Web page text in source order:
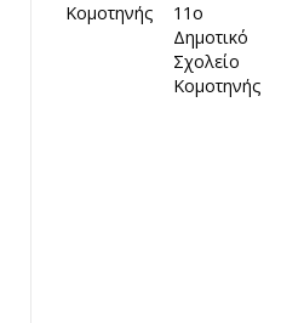
Κομοτηνής
11ο
Δημοτικό
Σχολείο
Κομοτηνής